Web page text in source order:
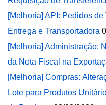
[Melhoria] API: Pedidos
Entrega e Transportadora
[Melhoria] Administração:
da Nota Fiscal na
[Melhoria] Compras:
Lote para Produtos